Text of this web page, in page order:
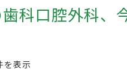
科口腔外科、
を表示